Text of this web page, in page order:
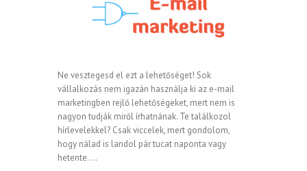
Ne vesztegesd el ezt a lehetőséget! Sok
vállalkozás nem igazán használja ki az e-mail
marketingben rejlő lehetőségeket, mert nem is
nagyon tudják miről írhatnának. Te találkozol
hírlevelekkel? Csak viccelek, mert gondolom,
hogy nálad is landol pár tucat naponta vagy
hetente.…